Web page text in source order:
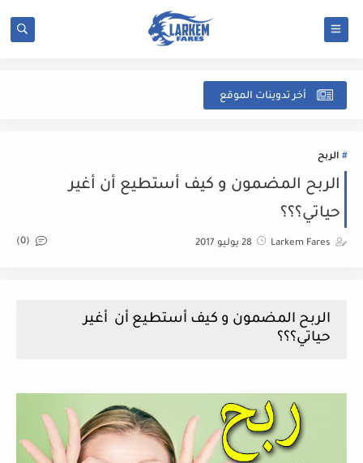
أخر تدوينات الموقع
الربح
الربح المضمون و كيف أستطيع أن أغير
حياتي؟؟؟
Larkem Fares 28 يوليو 2017 (0)
الربح المضمون و كيف أستطيع أن أغير
حياتي؟؟؟